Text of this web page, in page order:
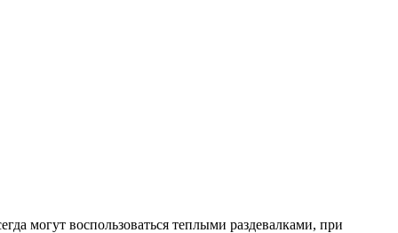
могут воспользоваться теплыми раздевалками, при